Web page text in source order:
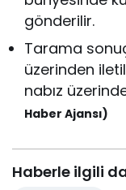
gönderilir.
Tarama
üzerinden
nabız
Haber Ajansı)
Haberle ilgili